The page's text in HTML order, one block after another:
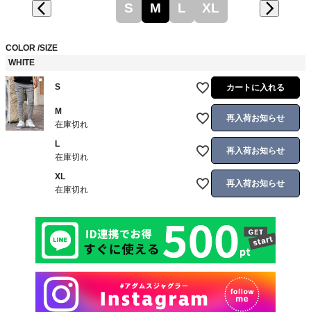
S M L XL
COLOR SIZE
WHITE
S カートに入れる
M
在庫切れ
再入荷お知らせ
L
在庫切れ
再入荷お知らせ
XL
在庫切れ
再入荷お知らせ